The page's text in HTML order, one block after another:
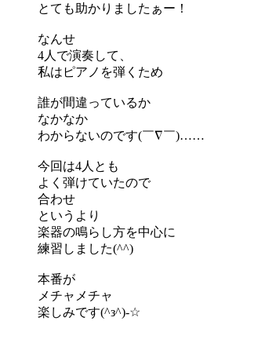
とても助かりましたぁー！
なんせ
4人で演奏して、
私はピアノを弾くため
誰が間違っているか
なかなか
わからないのです(￣∇￣)……
今回は4人とも
よく弾けていたので
合わせ
というより
楽器の鳴らし方を中心に
練習しました(^^)
本番が
メチャメチャ
楽しみです(^з^)-☆